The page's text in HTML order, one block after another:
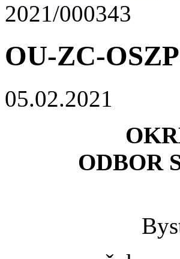
2021/000343
OU-ZC-
05.02.2021
ODBOR